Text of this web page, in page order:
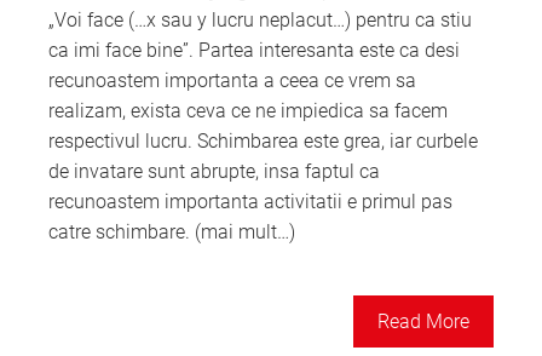
„Voi face (…x sau y lucru neplacut…) pentru ca stiu
ca imi face bine”. Partea interesanta este ca desi
recunoastem importanta a ceea ce vrem sa
realizam, exista ceva ce ne impiedica sa facem
respectivul lucru. Schimbarea este grea, iar curbele
de invatare sunt abrupte, insa faptul ca
recunoastem importanta activitatii e primul pas
catre schimbare. (mai mult…)
Read More